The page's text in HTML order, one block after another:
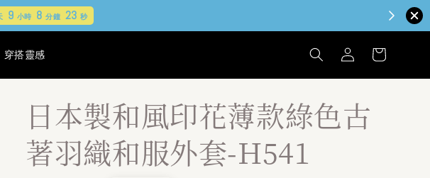
9 小時 8分鐘 21秒
穿搭靈感
日本製和風印花薄款綠色古
著羽織和服外套-H541